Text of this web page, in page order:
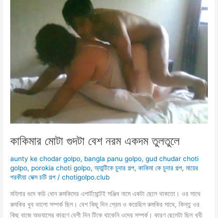
কাকিমার মোটা গুদটা বেশ নরম একদম তুলতুলে
aunty ke chodar golpo, bangla panu golpo,gud chudar choti
golpo, porokia choti golpo,অ্যান্টিকে চুদার গল্প,কাকিমা কে চুদার গল্প,মায়ের
পরকীয়া সেক্স চটি গল্প /chotigolpo.club
মহিলার গুদে কচি ধোন রুমকিদের এপার্টমেন্টেই সঞ্জিব নামে একটা ছেলে থাকতো। ওর সাথে
রুমকির খুব ভালো সম্পর্ক ছিল। বেশ কিছু দিন প্রেম ও করেছিল রুমকির সাথে, কিন্তু ওর
কিছু বাজে অভ্যাসের কারণে বেশী দিন টিকে থাকেনি ওদের সম্পর্ক। কারণ ছেলেটা ছিল খুবী